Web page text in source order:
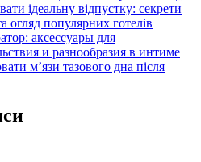
ідеальну відпустку: секрети
огляд популярних готелів
аксессуары для
и разнообразия в интиме
м’язи тазового дна після